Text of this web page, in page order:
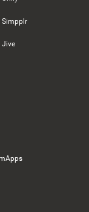
Simpplr
Jive